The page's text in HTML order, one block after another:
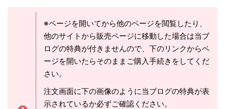
※ページを開いてから他のページを閲覧したり、
他のサイトから販売ページに移動した場合は当ブ
ログの特典が付きませんので、下のリンクからペ
ージを開いたらそのままご購入手続きをしてくだ
さい。
注文画面に下の画像のように当ブログの特典が表
示されているか必ずご確認ください。